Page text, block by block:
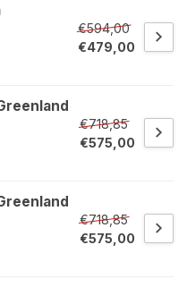
€594,00
€479,00
€718,85
€575,00
€718,85
€575,00